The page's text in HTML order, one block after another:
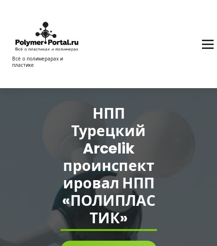
содержимому
Всё о полимерарах и
пластике
НПП
Турецкий
Arcelik
проинспект
ировал НПП
«ПОЛИПЛАС
ТИК»